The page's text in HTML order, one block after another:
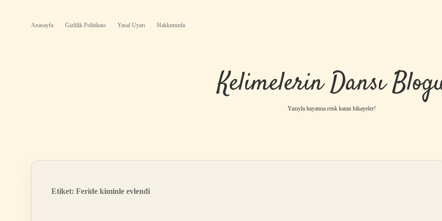
Anasayfa Gizlilik Politikası Yasal Uyarı Hakkımızda
Kelimelerin Dansı
Yazıyla hayatına renk katan hikayeler!
Etiket: Feride kiminle evlendi